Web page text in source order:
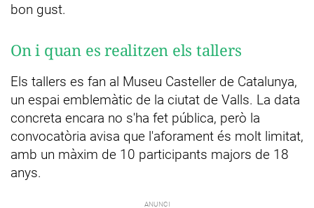
bon gust.
On i quan es realitzen els tallers
Els tallers es fan al Museu Casteller de Catalunya,
un espai emblemàtic de la ciutat de Valls. La data
concreta encara no s'ha fet pública, però la
convocatòria avisa que l'aforament és molt limitat,
amb un màxim de 10 participants majors de 18
anys.